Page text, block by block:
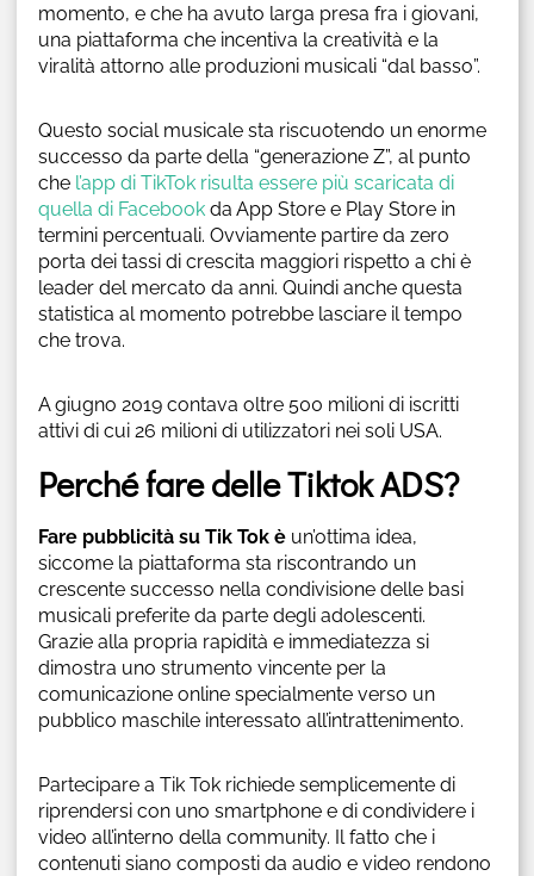
momento, e che ha avuto larga presa fra i giovani,
una piattaforma che incentiva la creatività e la
viralità attorno alle produzioni musicali “dal basso”.
Questo social musicale sta riscuotendo un enorme
successo da parte della “generazione Z”, al punto
che l’app di TikTok risulta essere più scaricata di
quella di Facebookda App Store e Play Store in
termini percentuali. Ovviamente partire da zero
porta dei tassi di crescita maggiori rispetto a chi è
leader del mercato da anni. Quindi anche questa
statistica al momento potrebbe lasciare il tempo
che trova.
A giugno 2019 contava oltre 500 milioni di iscritti
attivi di cui 26 milioni di utilizzatori nei soli USA.
Perché fare delle Tiktok ADS?
Fare pubblicità su Tik Tok èun’ottima idea,
siccome la piattaforma sta riscontrando un
crescente successo nella condivisione delle basi
musicali preferite da parte degli adolescenti.
Grazie alla propria rapidità e immediatezza si
dimostra uno strumento vincente per la
comunicazione online specialmente verso un
pubblico maschile interessato all’intrattenimento.
Partecipare a Tik Tok richiede semplicemente di
riprendersi con uno smartphone e di condividere i
video all’interno della community. Il fatto che i
contenuti siano composti da audio e video rendono